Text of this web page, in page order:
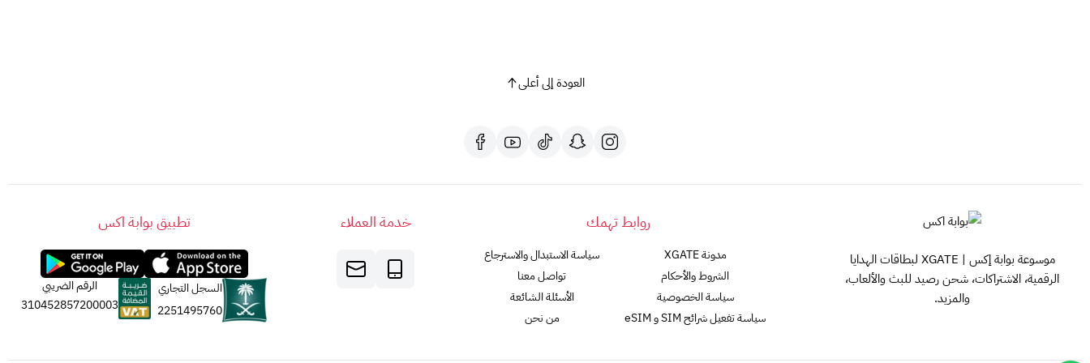
العودة إلى أعلى
موسوعة بوابة إكس | XGATE لبطاقات الهدايا
الرقمية، الاشتراكات، شحن رصيد للبث والألعاب،
والمزيد.
روابط تهمك
مدونة XGATE
الشروط والأحكام
سياسة الخصوصية
سياسة تفعيل شرائح SIM و eSIM
سياسة الاستبدال والاسترجاع
تواصل معنا
الأسئلة الشائعة
من نحن
خدمة العملاء تطبيق بوابة اكس
السجل التجاري
2251495760
الرقم الضريبي
310452857200003